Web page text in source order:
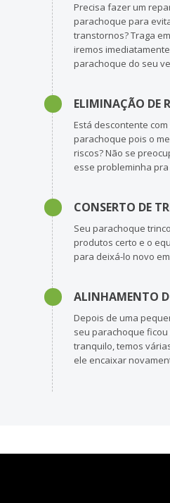
Precisa fazer um
parachoque para
transtornos? Traga
iremos
parachoque do seu
ELIMINAÇÃO DE
Está descontente
parachoque pois o
riscos? Não se
esse probleminha pra
CONSERTO DE
Seu parachoque
produtos certo e o
para deixá-lo novo
ALINHAMENTO
Depois de uma
seu parachoque
tranquilo, temos
ele encaixar